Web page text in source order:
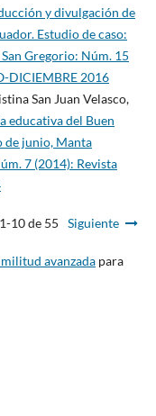
y divulgación de
Estudio de caso:
Gregorio: Núm. 15
DICIEMBRE 2016
San Juan Velasco,
educativa del Buen
de junio, Manta
7 (2014): Revista
1-10 de 55 Siguiente
avanzadapara